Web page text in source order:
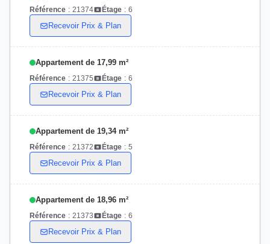
Référence : 21374 Étage : 6
Recevoir Prix & Plan
Appartement de 17,99 m²
Référence : 21375 Étage : 6
Recevoir Prix & Plan
Appartement de 19,34 m²
Référence : 21372 Étage : 5
Recevoir Prix & Plan
Appartement de 18,96 m²
Référence : 21373 Étage : 6
Recevoir Prix & Plan